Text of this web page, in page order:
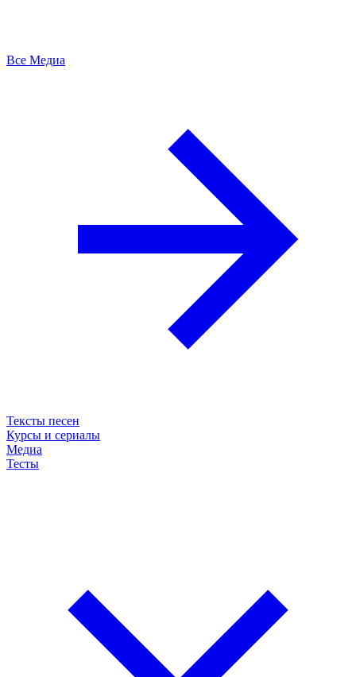
Все Медиа
Тексты песен
Курсы и сериалы
Медиа
Тесты